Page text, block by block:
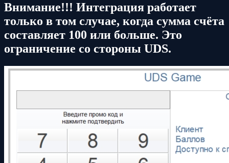
Внимание!!! Интеграция работает
только в том случае, когда сумма счёта
составляет 100 или больше. Это
ограничение со стороны UDS.